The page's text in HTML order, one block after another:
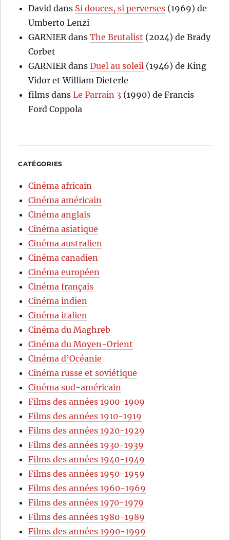
David dans Si douces, si perverses (1969) de
Umberto Lenzi
GARNIERdansThe Brutalist (2024) de Brady
Corbet
GARNIERdansDuel au soleil (1946) de King
Vidor et William Dieterle
films dansLe Parrain 3 (1990) de Francis
Ford Coppola
CATÉGORIES
Cinéma africain
Cinéma américain
Cinéma anglais
Cinéma asiatique
Cinéma australien
Cinéma canadien
Cinéma européen
Cinéma français
Cinéma indien
Cinéma italien
Cinéma du Maghreb
Cinéma du Moyen-Orient
Cinéma d’Océanie
Cinéma russe et soviétique
Cinéma sud-américain
Films des années 1900-1909
Films des années 1910-1919
Films des années 1920-1929
Films des années 1930-1939
Films des années 1940-1949
Films des années 1950-1959
Films des années 1960-1969
Films des années 1970-1979
Films des années 1980-1989
Films des années 1990-1999